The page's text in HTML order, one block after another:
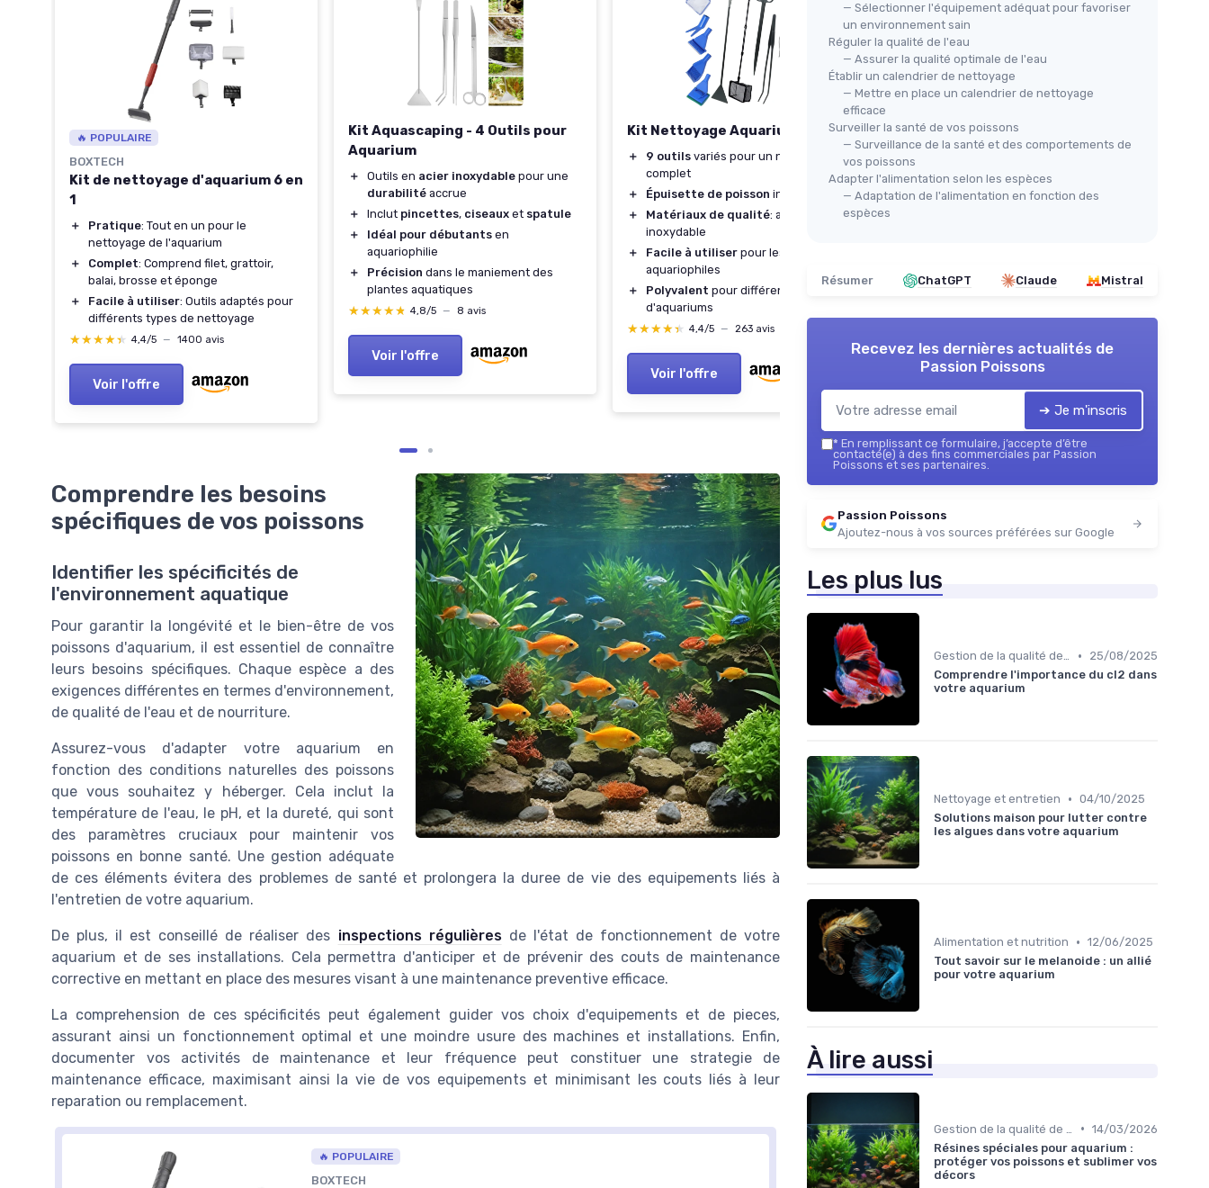
🔥 POPULAIRE
BOXTECH
Kit de nettoyage d'aquarium 6 en
1
＋ Pratique: Tout en un pour le
nettoyage de l'aquarium
＋
Complet: Comprend filet, grattoir,
balai, brosse et éponge
＋
Facile à utiliser: Outils adaptés pour
différents types de nettoyage
★★★★★
★★★★★ 4,4/5 — 1400 avis
Voir l'offre
Kit Aquascaping - 4 Outils pour
Aquarium
＋ Outils en acier inoxydable pour une
durabilité accrue
＋
Inclut pincettes, ciseaux et spatule
＋
Idéal pour débutants en
aquariophilie
＋
Précision dans le maniement des
plantes aquatiques
★★★★★
★★★★★ 4,8/5 — 8 avis
Voir l'offre
Kit Nettoyage Aquarium 9 en 1
＋ 9 outils variés pour un nettoyage
complet
＋
Épuisette de poisson incluse
＋
Matériaux de qualité: acier
inoxydable
＋
Facile à utiliser pour les
aquariophiles
＋
Polyvalent pour différents types
d'aquariums
★★★★★
★★★★★ 4,4/5 — 263 avis
Voir l'offre
Kit de Nettoyage Aquarium 9 en 1
＋
＋ Matériaux de qualité: Acier
inoxydable
★★★★★
★★★★★ 4,4/5 — 263 avis
Voir l'offre
Comprendre les besoins
spécifiques de vos poissons
Identifier les spécificités de
l'environnement aquatique
Pour garantir la longévité et le bien-être de vos
poissons d'aquarium, il est essentiel de connaître
leurs besoins spécifiques. Chaque espèce a des
exigences différentes en termes d'environnement,
de qualité de l'eau et de nourriture.
Assurez-vous d'adapter votre aquarium en
fonction des conditions naturelles des poissons
que vous souhaitez y héberger. Cela inclut la
température de l'eau, le pH, et la dureté, qui sont
des paramètres cruciaux pour maintenir vos
poissons en bonne santé. Une gestion adéquate
de ces éléments évitera des problemes de santé et prolongera la duree de vie des equipements liés à
l'entretien de votre aquarium.
De plus, il est conseillé de réaliser des inspections régulièresde l'état de fonctionnement de votre
aquarium et de ses installations. Cela permettra d'anticiper et de prévenir des couts de maintenance
corrective en mettant en place des mesures visant à une maintenance preventive efficace.
La comprehension de ces spécificités peut également guider vos choix d'equipements et de pieces,
assurant ainsi un fonctionnement optimal et une moindre usure des machines et installations. Enfin,
documenter vos activités de maintenance et leur fréquence peut constituer une strategie de
maintenance efficace, maximisant ainsi la vie de vos equipements et minimisant les couts liés à leur
reparation ou remplacement.
🔥 POPULAIRE
BOXTECH
— Sélectionner l'équipement adéquat pour favoriser
un environnement sain
Réguler la qualité de l'eau
— Assurer la qualité optimale de l'eau
Établir un calendrier de nettoyage
— Mettre en place un calendrier de nettoyage
efficace
Surveiller la santé de vos poissons
— Surveillance de la santé et des comportements de
vos poissons
Adapter l'alimentation selon les espèces
— Adaptation de l'alimentation en fonction des
espèces
Résumer ChatGPT Claude Mistral
Recevez les dernières actualités de
Passion Poissons
➔ Je m'inscris
* En remplissant ce formulaire, j’accepte d’être
contacté(e) à des fins commerciales par Passion
Poissons et ses partenaires.
Passion Poissons
Ajoutez-nous à vos sources préférées sur Google
Les plus lus
Gestion de la qualité de l'eau •
25/08/2025
Comprendre l'importance du cl2 dans
votre aquarium
Nettoyage et entretien • 04/10/2025
Solutions maison pour lutter contre
les algues dans votre aquarium
Alimentation et nutrition • 12/06/2025
Tout savoir sur le melanoide : un allié
pour votre aquarium
À lire aussi
• 14/03/2026
Résines spéciales pour aquarium :
protéger vos poissons et sublimer vos
décors